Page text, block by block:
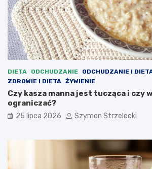
DIETA ODCHUDZANIE ODCHUDZANIE I
ZDROWIE I DIETA
ŻYWIENIE
Czy kasza manna jest tucząca i czy
ograniczać?
25 lipca 2026 Szymon Strzelecki